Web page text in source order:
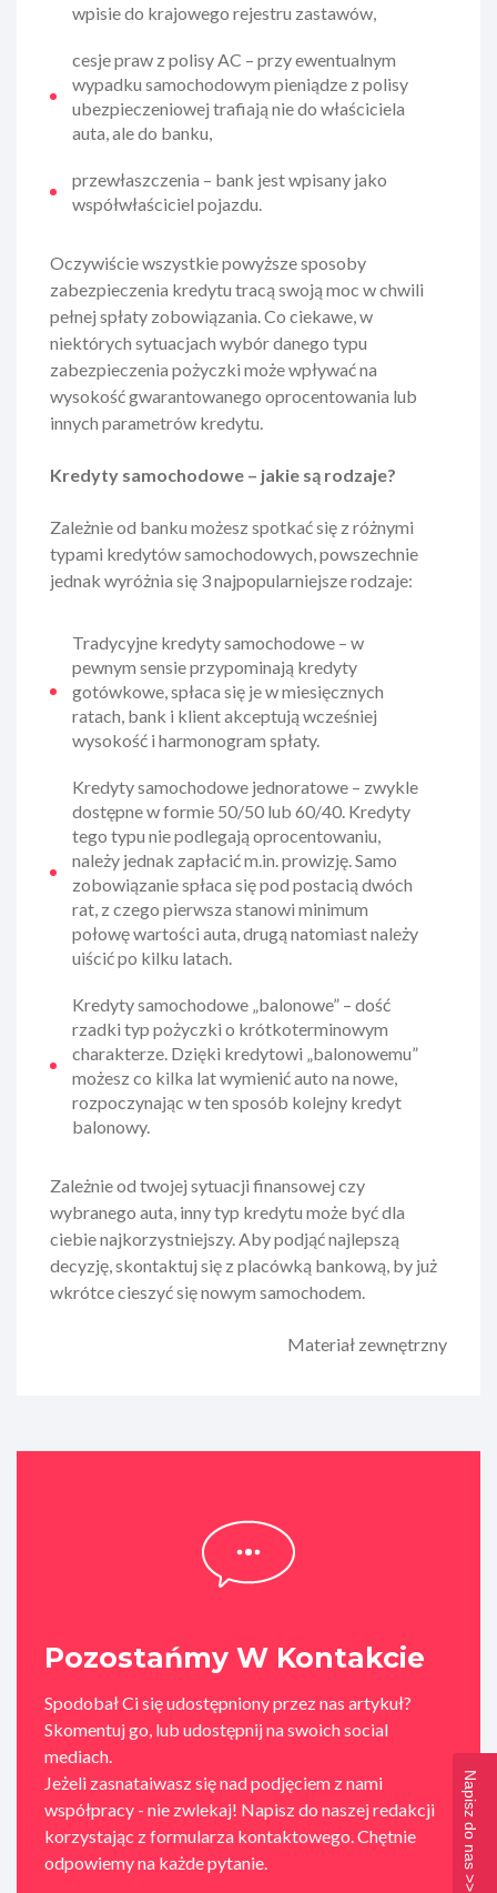
wpisie do krajowego rejestru zastawów,
cesje praw z polisy AC – przy ewentualnym
wypadku samochodowym pieniądze z polisy
ubezpieczeniowej trafiają nie do właściciela
auta, ale do banku,
przewłaszczenia – bank jest wpisany jako
współwłaściciel pojazdu.
Oczywiście wszystkie powyższe sposoby
zabezpieczenia kredytu tracą swoją moc w chwili
pełnej spłaty zobowiązania. Co ciekawe, w
niektórych sytuacjach wybór danego typu
zabezpieczenia pożyczki może wpływać na
wysokość gwarantowanego oprocentowania lub
innych parametrów kredytu.
Kredyty samochodowe – jakie są rodzaje?
Zależnie od banku możesz spotkać się z różnymi
typami kredytów samochodowych, powszechnie
jednak wyróżnia się 3 najpopularniejsze rodzaje:
Tradycyjne kredyty samochodowe – w
pewnym sensie przypominają kredyty
gotówkowe, spłaca się je w miesięcznych
ratach, bank i klient akceptują wcześniej
wysokość i harmonogram spłaty.
Kredyty samochodowe jednoratowe – zwykle
dostępne w formie 50/50 lub 60/40. Kredyty
tego typu nie podlegają oprocentowaniu,
należy jednak zapłacić m.in. prowizję. Samo
zobowiązanie spłaca się pod postacią dwóch
rat, z czego pierwsza stanowi minimum
połowę wartości auta, drugą natomiast należy
uiścić po kilku latach.
Kredyty samochodowe „balonowe” – dość
rzadki typ pożyczki o krótkoterminowym
charakterze. Dzięki kredytowi „balonowemu”
możesz co kilka lat wymienić auto na nowe,
rozpoczynając w ten sposób kolejny kredyt
balonowy.
Zależnie od twojej sytuacji finansowej czy
wybranego auta, inny typ kredytu może być dla
ciebie najkorzystniejszy. Aby podjąć najlepszą
decyzję, skontaktuj się z placówką bankową, by już
wkrótce cieszyć się nowym samochodem.
Materiał zewnętrzny
Pozostańmy W Kontakcie
Spodobał Ci się udostępniony przez nas artykuł?
Skomentuj go, lub udostępnij na swoich social
mediach.
Jeżeli zasnataiwasz się nad podjęciem z nami
współpracy - nie zwlekaj! Napisz do naszej redakcji
korzystając z formularza kontaktowego. Chętnie
odpowiemy na każde pytanie.
Napisz do nas >>